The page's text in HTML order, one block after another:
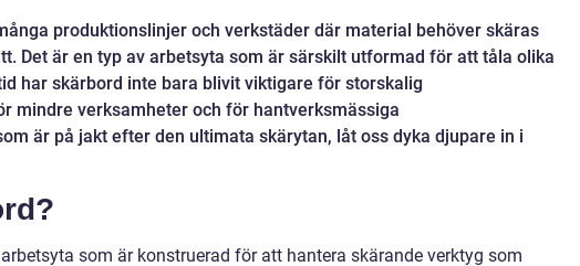
produktionslinjer och verkstäder där material behöver skäras
Det är en typ av arbetsyta som är särskilt utformad för att tåla olika
har skärbord inte bara blivit viktigare för storskalig
mindre verksamheter och för hantverksmässiga
är på jakt efter den ultimata skärytan, låt oss dyka djupare in i
som är konstruerad för att hantera skärande verktyg som